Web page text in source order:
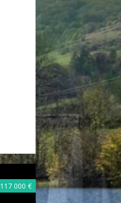
117 000 € Vendu